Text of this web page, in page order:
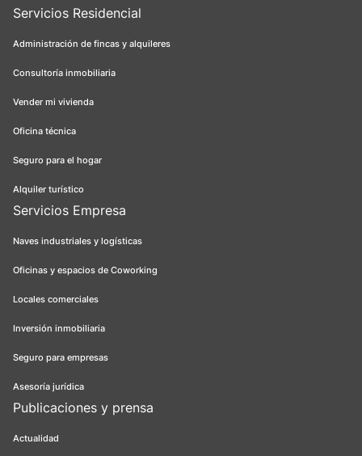
Servicios Residencial
Administración de fincas y alquileres
Consultoría inmobiliaria
Vender mi vivienda
Oficina técnica
Seguro para el hogar
Alquiler turístico
Servicios Empresa
Naves industriales y logísticas
Oficinas y espacios de Coworking
Locales comerciales
Inversión inmobiliaria
Seguro para empresas
Asesoría jurídica
Publicaciones y prensa
Actualidad